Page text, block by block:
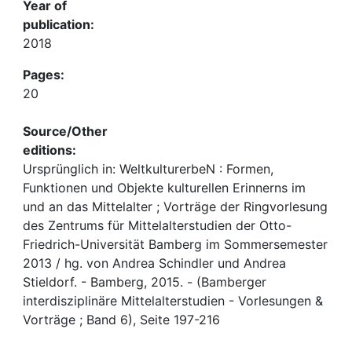
Year of
publication:
2018
Pages:
20
Source/Other
editions:
Ursprünglich in: WeltkulturerbeN : Formen,
Funktionen und Objekte kulturellen Erinnerns im
und an das Mittelalter ; Vorträge der Ringvorlesung
des Zentrums für Mittelalterstudien der Otto-
Friedrich-Universität Bamberg im Sommersemester
2013 / hg. von Andrea Schindler und Andrea
Stieldorf. - Bamberg, 2015. - (Bamberger
interdisziplinäre Mittelalterstudien - Vorlesungen &
Vorträge ; Band 6), Seite 197-216